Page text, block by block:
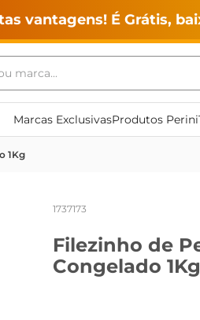
vantagens! É Grátis,
ou marca...
Marcas ExclusivasProdutos Perini
1Kg
1737173
Filezinho de
Congelado 1Kg